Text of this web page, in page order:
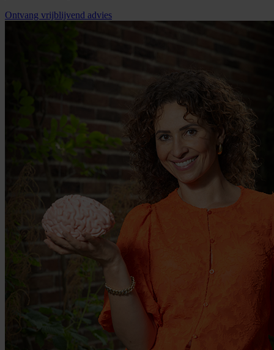
Ontvang vrijblijvend advies